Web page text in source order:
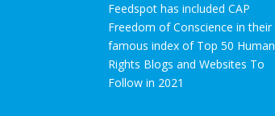
Feedspot has included CAP
Freedom of Conscience in their
famous index of Top 50 Human
Rights Blogs and Websites To
Follow in 2021